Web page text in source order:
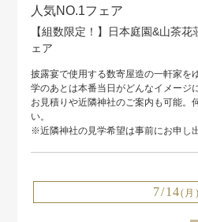
人気NO.1フェア
【組数限定！】日本庭園&山茶
ェア
披露宴で使用する数寄屋造の一軒家を
学のあとは本番当日がどんなイメージ
お見積りや近隣神社のご案内も可能。
い。
※近隣神社の見学希望は事前にお申し
7/14(月)